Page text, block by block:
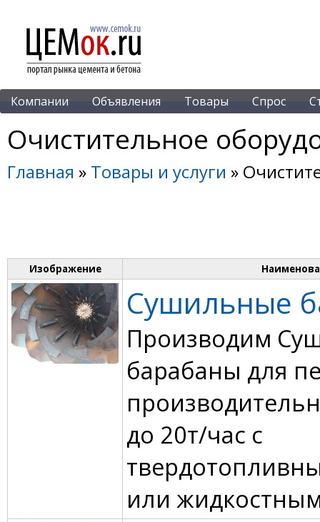
Компании Объявления Товары Спрос
Очистительное
Главная » Товары и услуги »
Изображение
Сушильные
Производим
барабаны для
до 20т/час с
или